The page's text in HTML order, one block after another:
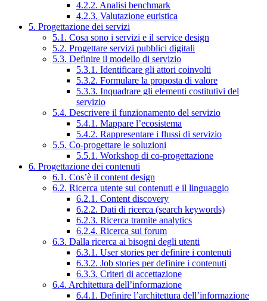
4.2.2. Analisi benchmark
4.2.3. Valutazione euristica
5. Progettazione dei servizi
5.1. Cosa sono i servizi e il service design
5.2. Progettare servizi pubblici digitali
5.3. Definire il modello di servizio
5.3.1. Identificare gli attori coinvolti
5.3.2. Formulare la proposta di valore
5.3.3. Inquadrare gli elementi costitutivi del
servizio
5.4. Descrivere il funzionamento del servizio
5.4.1. Mappare l’ecosistema
5.4.2. Rappresentare i flussi di servizio
5.5. Co-progettare le soluzioni
5.5.1. Workshop di co-progettazione
6. Progettazione dei contenuti
6.1. Cos’è il content design
6.2. Ricerca utente sui contenuti e il linguaggio
6.2.1. Content discovery
6.2.2. Dati di ricerca (search keywords)
6.2.3. Ricerca tramite analytics
6.2.4. Ricerca sui forum
6.3. Dalla ricerca ai bisogni degli utenti
6.3.1. User stories per definire i contenuti
6.3.2. Job stories per definire i contenuti
6.3.3. Criteri di accettazione
6.4. Architettura dell’informazione
6.4.1. Definire l’architettura dell’informazione